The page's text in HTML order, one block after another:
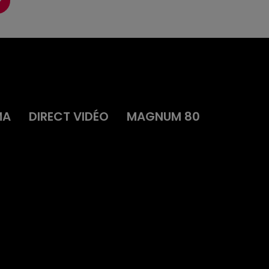
DIRECT VIDÉO
MAGNUM 80